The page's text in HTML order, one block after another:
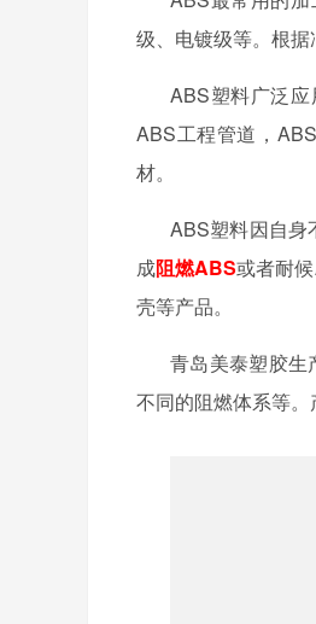
级、电镀级等。根据
ABS塑料广泛
ABS工程管道，
材。
ABS塑料因自身
成阻燃ABS或者耐
壳等产品。
青岛美泰塑胶生
不同的阻燃体系等。